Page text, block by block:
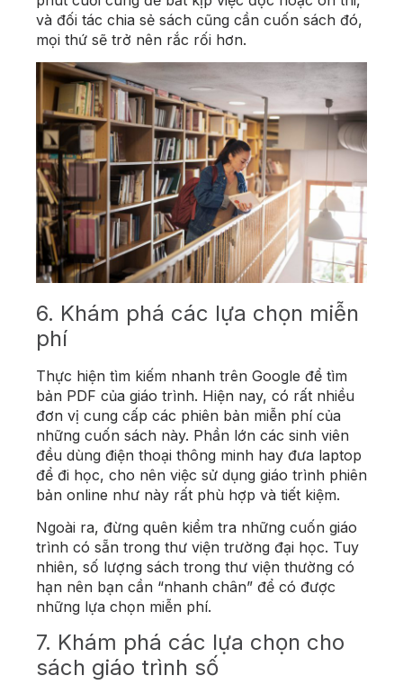
và đối tác chia sẻ sách cũng cần cuốn sách đó,
mọi thứ sẽ trở nên rắc rối hơn.
6. Khám phá các lựa chọn miễn
phí
Thực hiện tìm kiếm nhanh trên Google để tìm
bản PDF của giáo trình. Hiện nay, có rất nhiều
đơn vị cung cấp các phiên bản miễn phí của
những cuốn sách này. Phần lớn các sinh viên
đều dùng điện thoại thông minh hay đưa laptop
để đi học, cho nên việc sử dụng giáo trình phiên
bản online như này rất phù hợp và tiết kiệm.
Ngoài ra, đừng quên kiểm tra những cuốn giáo
trình có sẵn trong thư viện trường đại học. Tuy
nhiên, số lượng sách trong thư viện thường có
hạn nên bạn cần “nhanh chân” để có được
những lựa chọn miễn phí.
7. Khám phá các lựa chọn cho
sách giáo trình số